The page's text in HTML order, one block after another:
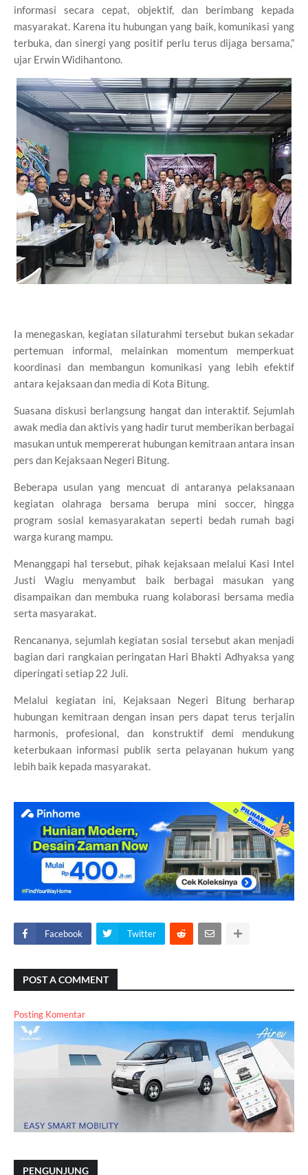
informasi secara cepat, objektif, dan berimbang kepada
masyarakat. Karena itu hubungan yang baik, komunikasi yang
terbuka, dan sinergi yang positif perlu terus dijaga bersama,”
ujar Erwin Widihantono.
Ia menegaskan, kegiatan silaturahmi tersebut bukan sekadar
pertemuan informal, melainkan momentum memperkuat
koordinasi dan membangun komunikasi yang lebih efektif
antara kejaksaan dan media di Kota Bitung.
Suasana diskusi berlangsung hangat dan interaktif. Sejumlah
awak media dan aktivis yang hadir turut memberikan berbagai
masukan untuk mempererat hubungan kemitraan antara insan
pers dan Kejaksaan Negeri Bitung.
Beberapa usulan yang mencuat di antaranya pelaksanaan
kegiatan olahraga bersama berupa mini soccer, hingga
program sosial kemasyarakatan seperti bedah rumah bagi
warga kurang mampu.
Menanggapi hal tersebut, pihak kejaksaan melalui Kasi Intel
Justi Wagiu menyambut baik berbagai masukan yang
disampaikan dan membuka ruang kolaborasi bersama media
serta masyarakat.
Rencananya, sejumlah kegiatan sosial tersebut akan menjadi
bagian dari rangkaian peringatan Hari Bhakti Adhyaksa yang
diperingati setiap 22 Juli.
Melalui kegiatan ini, Kejaksaan Negeri Bitung berharap
hubungan kemitraan dengan insan pers dapat terus terjalin
harmonis, profesional, dan konstruktif demi mendukung
keterbukaan informasi publik serta pelayanan hukum yang
lebih baik kepada masyarakat.
Facebook Twitter
POST A COMMENT
Posting Komentar
PENGUNJUNG